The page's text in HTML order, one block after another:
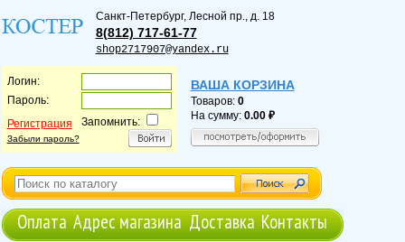
Санкт-Петербург, Лесной пр., д. 18
8(812) 717-61-77
shop2717907@yandex.ru
Логин:
Пароль:
Регистрация
Забыли пароль?
Запомнить:
ВАША КОРЗИНА
Товаров: 0
На сумму: 0.00
Оплата Адрес магазина Доставка Контакты